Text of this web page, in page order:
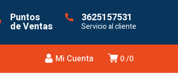
Puntos
de Ventas
3625157531
Servicio al cliente
0 0
Mi Cuenta